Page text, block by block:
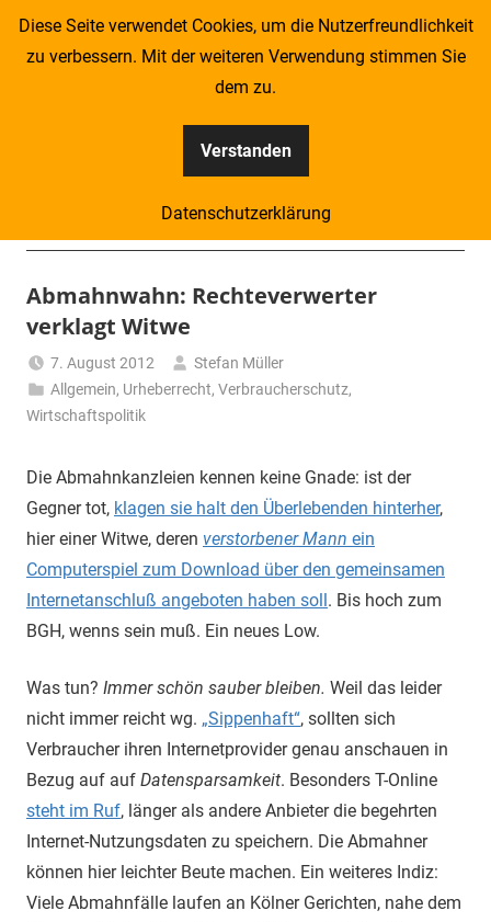
Zum
Kompass
–
Zeitung
für
Piraten
Abmahnwahn: Rechteverwerter
verklagt Witwe
7. August 2012
Stefan Müller
Allgemein, Urheberrecht,Verbraucherschutz,
Wirtschaftspolitik
Die Abmahnkanzleien kennen keine Gnade: ist der
Gegner tot, klagen sie halt den Überlebenden hinterher,
hier einer Witwe, deren verstorbener Mann ein
Computerspiel zum Download über den gemeinsamen
Internetanschluß angeboten haben soll . Bis hoch zum
BGH, wenns sein muß. Ein neues Low.
Was tun? Immer schön sauber bleiben. Weil das leider
nicht immer reicht wg. „Sippenhaft“, sollten sich
Verbraucher ihren Internetprovider genau anschauen in
Bezug auf auf Datensparsamkeit. Besonders T-Online
steht im Ruf, länger als andere Anbieter die begehrten
Internet-Nutzungsdaten zu speichern. Die Abmahner
können hier leichter Beute machen. Ein weiteres Indiz:
Viele Abmahnfälle laufen an Kölner Gerichten, nahe dem
Diese Seite verwendet Cookies, um die Nutzerfreundlichkeit
zu verbessern. Mit der weiteren Verwendung stimmen Sie
dem zu.
Verstanden
Datenschutzerklärung